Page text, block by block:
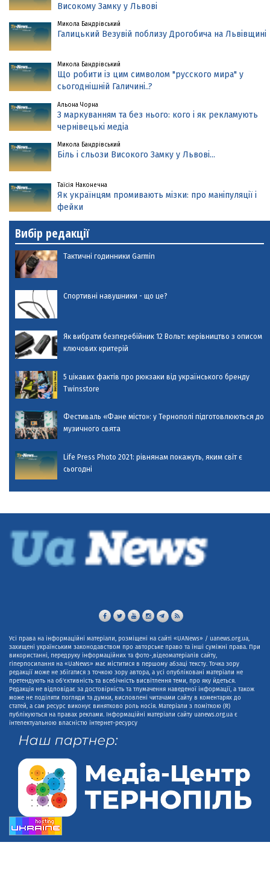
Високому Замку у Львові
Микола Бандрівський
Галицький Везувій поблизу Дрогобича на Львівщині
Микола Бандрівський
Що робити із цим символом "русского мира" у
сьогоднішній Галичині..?
Альона Чорна
З маркуванням та без нього: кого і як рекламують
чернівецькі медіа
Микола Бандрівський
Біль і сльози Високого Замку у Львові...
Таїсія Наконечна
Як українцям промивають мізки: про маніпуляції і
фейки
Вибір редакції
Тактичні годинники Garmin
Спортивні навушники - що це?
Як вибрати безперебійник 12 Вольт: керівництво з описом
ключових критерій
5 цікавих фактів про рюкзаки від українського бренду
Twinsstore
Фестиваль «Фане місто»: у Тернополі підготовлюються до
музичного свята
Life Press Photo 2021: рівнянам покажуть, яким світ є
сьогодні
Усі права на інформаційні матеріали, розміщені на сайті «UANews» / uanews.org.ua,
захищені українським законодавством про авторське право та інші суміжні права. При
використанні, передруку інформаційних та фото-,відеоматеріалів сайту,
гіперпосилання на «UaNews» має міститися в першому абзаці тексту. Точка зору
редакції може не збігатися з точкою зору автора, а усі опубліковані матеріали не
претендують на об'єктивність та всебічність висвітлення теми, про яку йдеться.
Редакція не відповідає за достовірність та тлумачення наведеної інформації, а також
може не поділяти погляди та думки, висловлені читачами сайту в коментарях до
статей, а сам ресурс виконує винятково роль носія. Матеріали з поміткою (R)
публікуються на правах реклами. Інформаційні матеріали сайту uanews.org.ua є
інтелектуальною власністю інтернет-ресурсу